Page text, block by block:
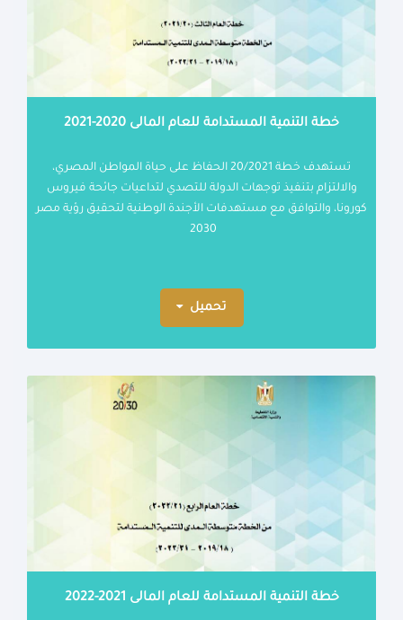
خطة التنمية المستدامة للعام المالى 2020-2021
تستهدف خطة 20/2021 الحفاظ على حياة المواطن المصري،
والالتزام بتنفيذ توجهات الدولة للتصدي لتداعيات جائحة فيروس
كورونا، والتوافق مع مستهدفات الأجندة الوطنية لتحقيق رؤية مصر
2030
تحميل
خطة التنمية المستدامة للعام المالى 2021-2022